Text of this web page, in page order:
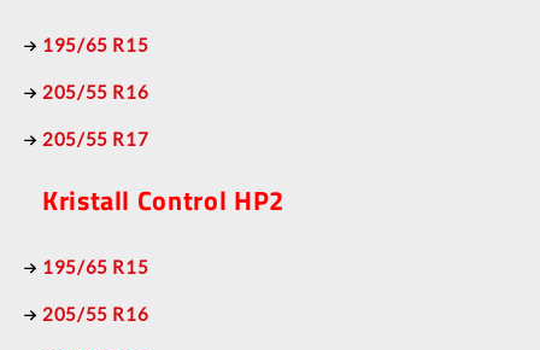
195/65 R15
205/55 R16
205/55 R17
Kristall Control HP2
195/65 R15
205/55 R16